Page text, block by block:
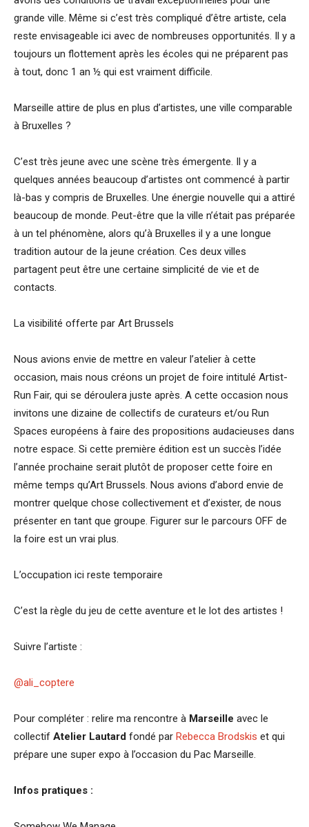
grande ville. Même si c’est très compliqué d’être artiste, cela
reste envisageable ici avec de nombreuses opportunités. Il y a
toujours un flottement après les écoles qui ne préparent pas
à tout, donc 1 an ½ qui est vraiment difficile.
Marseille attire de plus en plus d’artistes, une ville comparable
à Bruxelles ?
C’est très jeune avec une scène très émergente. Il y a
quelques années beaucoup d’artistes ont commencé à partir
là-bas y compris de Bruxelles. Une énergie nouvelle qui a attiré
beaucoup de monde. Peut-être que la ville n’était pas préparée
à un tel phénomène, alors qu’à Bruxelles il y a une longue
tradition autour de la jeune création. Ces deux villes
partagent peut être une certaine simplicité de vie et de
contacts.
La visibilité offerte par Art Brussels
Nous avions envie de mettre en valeur l’atelier à cette
occasion, mais nous créons un projet de foire intitulé Artist-
Run Fair, qui se déroulera juste après. A cette occasion nous
invitons une dizaine de collectifs de curateurs et/ou Run
Spaces européens à faire des propositions audacieuses dans
notre espace. Si cette première édition est un succès l’idée
l’année prochaine serait plutôt de proposer cette foire en
même temps qu’Art Brussels. Nous avions d’abord envie de
montrer quelque chose collectivement et d’exister, de nous
présenter en tant que groupe. Figurer sur le parcours OFF de
la foire est un vrai plus.
L’occupation ici reste temporaire
C’est la règle du jeu de cette aventure et le lot des artistes !
Suivre l’artiste :
@ali_coptere
Pour compléter : relire ma rencontre à Marseille avec le
collectif Atelier Lautard fondé par Rebecca Brodskis et qui
prépare une super expo à l’occasion du Pac Marseille.
Infos pratiques :